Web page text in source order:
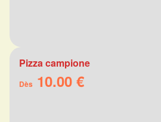
Pizza campione
Dès 10.00 €